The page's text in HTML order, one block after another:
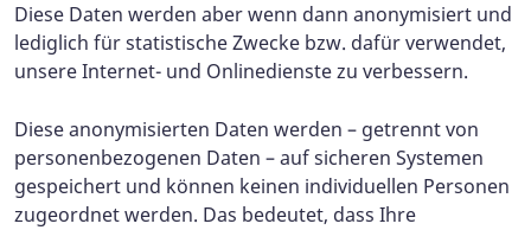
Diese Daten werden aber wenn dann anonymisiert und
lediglich für statistische Zwecke bzw. dafür verwendet,
unsere Internet- und Onlinedienste zu verbessern.
Diese anonymisierten Daten werden – getrennt von
personenbezogenen Daten – auf sicheren Systemen
gespeichert und können keinen individuellen Personen
zugeordnet werden. Das bedeutet, dass Ihre